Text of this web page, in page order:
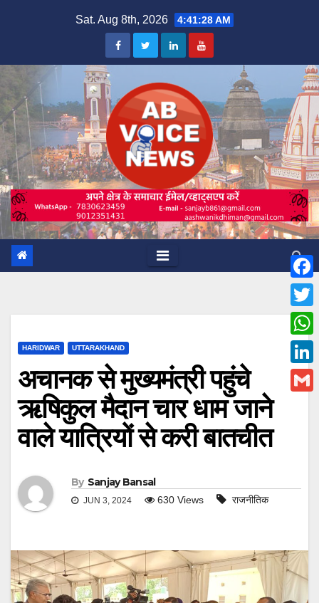
Sat. Aug 8th, 2026 4:41:30 AM
HARIDWAR UTTARAKHAND
अचानक से मुख्यमंत्री पहुंचे
ऋषिकुल मैदान चार धाम जाने
वाले यात्रियों से करी बातचीत
By Sanjay Bansal
JUN 3, 2024 630 Views राजनीतिक
F
a
c
e
b
T
w
i
W
h
a
L
d